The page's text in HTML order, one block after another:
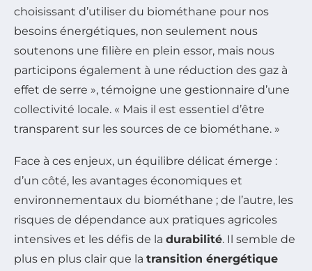
choisissant d’utiliser du biométhane pour nos
besoins énergétiques, non seulement nous
soutenons une filière en plein essor, mais nous
participons également à une réduction des gaz à
effet de serre », témoigne une gestionnaire d’une
collectivité locale. « Mais il est essentiel d’être
transparent sur les sources de ce biométhane. »
Face à ces enjeux, un équilibre délicat émerge :
d’un côté, les avantages économiques et
environnementaux du biométhane ; de l’autre, les
risques de dépendance aux pratiques agricoles
intensives et les défis de la durabilité. Il semble de
plus en plus clair que la transition énergétique